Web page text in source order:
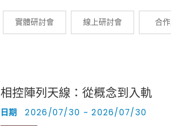
實體研討會 線上研討會 合
相控陣列天線：從概念到入軌
日期 2026/07/30 ~ 2026/07/30